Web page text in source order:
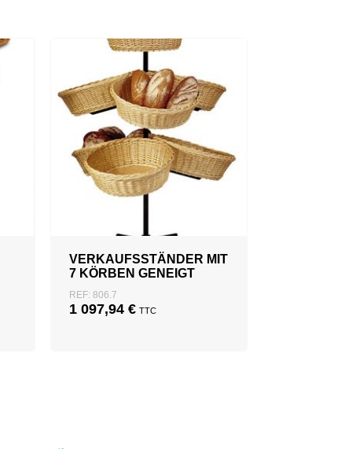
VERKAUFSSTÄNDER MIT
7 KÖRBEN GENEIGT
REF: 806.7
1 097,94 € TTC